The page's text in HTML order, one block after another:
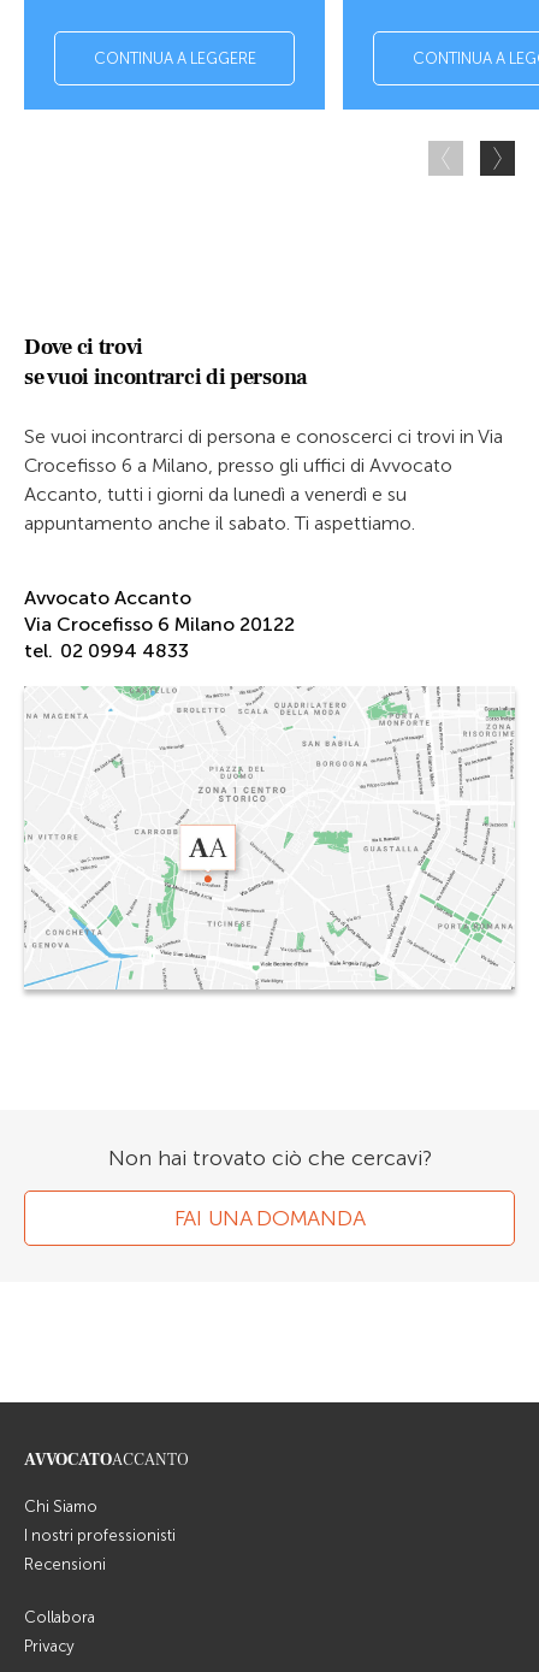
CONTINUA A LEGGERE CONTINUA A
Dove ci trovi
se vuoi incontrarci di persona
Se vuoi incontrarci di persona e conoscerci ci trovi in Via
Crocefisso 6 a Milano, presso gli uffici di Avvocato
Accanto, tutti i giorni da lunedì a venerdì e su
appuntamento anche il sabato. Ti aspettiamo.
Avvocato Accanto
Via Crocefisso 6 Milano 20122
tel. 02 0994 4833
Non hai trovato ciò che cercavi?
FAI UNA DOMANDA
AVVOCATOACCANTO
Chi Siamo
I nostri professionisti
Recensioni
Collabora
Privacy